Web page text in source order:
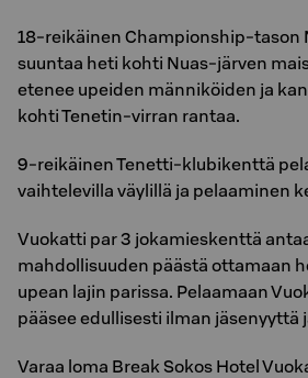
18-reikäinen Championship-tason
suuntaa heti kohti Nuas-järven
etenee upeiden männiköiden ja
kohti Tenetin-virran rantaa.
9-reikäinen Tenetti-klubikenttä
vaihtelevilla väylillä ja pelaaminen
Vuokatti par 3 jokamieskenttä
mahdollisuuden päästä ottamaan
upean lajin parissa. Pelaamaan
pääsee edullisesti ilman jäsenyyttä
Varaa loma Break Sokos Hotel